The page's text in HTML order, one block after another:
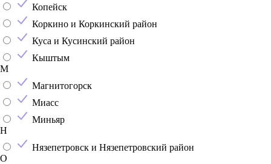
Копейск
Коркино и Коркинский район
Куса и Кусинский район
Кыштым
М
Магнитогорск
Миасс
Миньяр
Н
Нязепетровск и Нязепетровский район
О